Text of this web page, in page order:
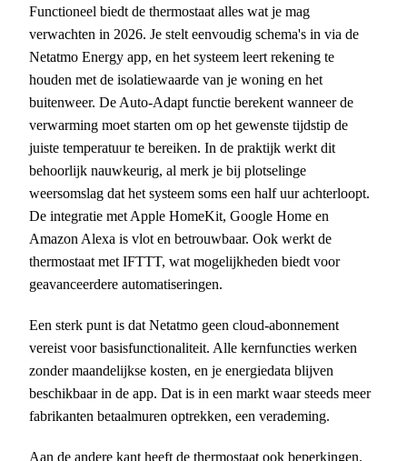
Functioneel biedt de thermostaat alles wat je mag
verwachten in 2026. Je stelt eenvoudig schema's in via de
Netatmo Energy app, en het systeem leert rekening te
houden met de isolatiewaarde van je woning en het
buitenweer. De Auto-Adapt functie berekent wanneer de
verwarming moet starten om op het gewenste tijdstip de
juiste temperatuur te bereiken. In de praktijk werkt dit
behoorlijk nauwkeurig, al merk je bij plotselinge
weersomslag dat het systeem soms een half uur achterloopt.
De integratie met Apple HomeKit, Google Home en
Amazon Alexa is vlot en betrouwbaar. Ook werkt de
thermostaat met IFTTT, wat mogelijkheden biedt voor
geavanceerdere automatiseringen.
Een sterk punt is dat Netatmo geen cloud-abonnement
vereist voor basisfunctionaliteit. Alle kernfuncties werken
zonder maandelijkse kosten, en je energiedata blijven
beschikbaar in de app. Dat is in een markt waar steeds meer
fabrikanten betaalmuren optrekken, een verademing.
Aan de andere kant heeft de thermostaat ook beperkingen.